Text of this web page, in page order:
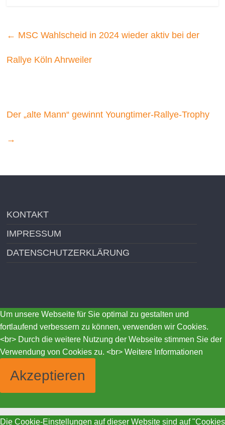
← MSC Wahlscheid in 2024 wieder aktiv bei der
Rallye Köln Ahrweiler
Der „alte Mann“ gewinnt Youngtimer-Rallye-Trophy
→
KONTAKT
IMPRESSUM
DATENSCHUTZERKLÄRUNG
Um unsere Webseite für Sie optimal zu gestalten und
fortlaufend verbessern zu können, verwenden wir Cookies.
<br> Durch die weitere Nutzung der Webseite stimmen Sie der
Verwendung von Cookies zu. <br> Weitere Informationen
Akzeptieren
Die Cookie-Einstellungen auf dieser Website sind auf "Cookies